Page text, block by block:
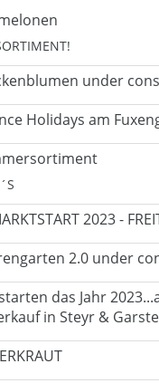
under
Holidays am
2023 -
2.0 under
das Jahr
in Steyr &